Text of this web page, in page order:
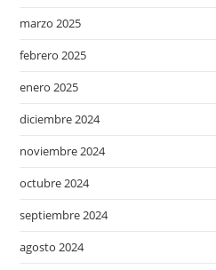
marzo 2025
febrero 2025
enero 2025
diciembre 2024
noviembre 2024
octubre 2024
septiembre 2024
agosto 2024